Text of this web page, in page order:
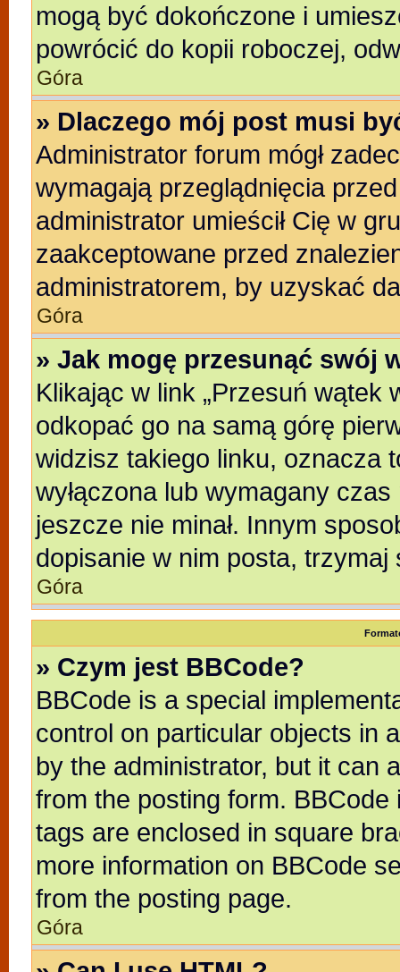
mogą być dokończone i
powrócić do kopii roboczej,
Góra
» Dlaczego mój post musi
Administrator forum mógł
wymagają przeglądnięcia
administrator umieścił Cię w
zaakceptowane przed
administratorem, by uzyskać
Góra
» Jak mogę przesunąć swój
Klikając w link „Przesuń wątek
odkopać go na samą górę
widzisz takiego linku, oznacza
wyłączona lub wymagany
jeszcze nie minał. Innym
dopisanie w nim posta,
Góra
» Czym jest BBCode?
BBCode is a special
control on particular objects in
by the administrator, but it can
from the posting form.
tags are enclosed in square
more information on BBCode
from the posting page.
Góra